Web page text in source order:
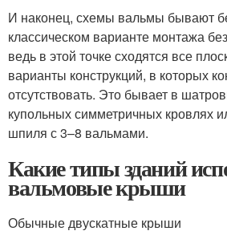
И наконец, схемы вальмы бывают
классическом варианте монтажа
ведь в этой точке сходятся все
варианты конструкций, в которых
отсутствовать. Это бывает в
купольных симметричных кровлях
шпиля с 3–8 вальмами.
Какие типы зданий
вальмовые крыши
Обычные двускатные крыши